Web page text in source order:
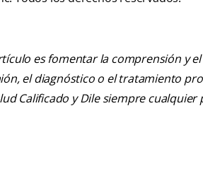
es fomentar la comprensión y
el diagnóstico o el tratamiento
Calificado y Dile siempre